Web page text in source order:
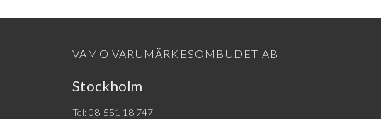
VAMO VARUMÄRKESOMBUDET AB
Stockholm
Tel:08-551 18 747